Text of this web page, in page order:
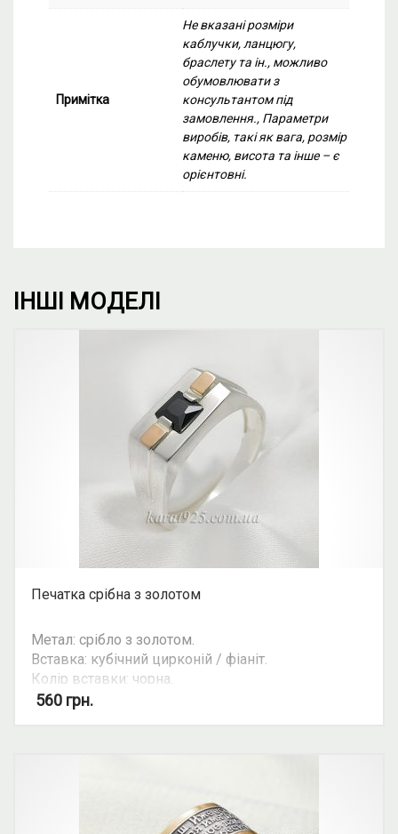
Примітка
Не вказані розміри
каблучки, ланцюгу,
браслету та ін., можливо
обумовлювати з
консультантом під
замовлення., Параметри
виробів, такі як вага, розмір
каменю, висота та інше – є
орієнтовні.
ІНШІ МОДЕЛІ
Печатка срібна з золотом
Метал: срібло з золотом.
Вставка: кубічний цирконій / фіаніт.
Колір вставки: чорна.
Вид: печатка.
560 грн.